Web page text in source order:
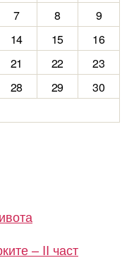
7 8
9
14 15
16
21 22
23
28 29
30
– II част